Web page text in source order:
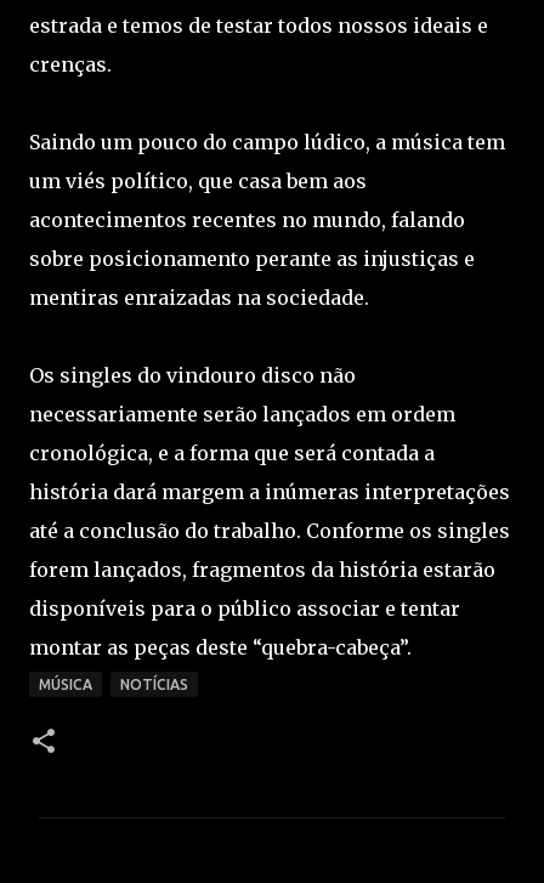
estrada e temos de testar todos nossos ideais e
crenças.
Saindo um pouco do campo lúdico, a música tem
um viés político, que casa bem aos
acontecimentos recentes no mundo, falando
sobre posicionamento perante as injustiças e
mentiras enraizadas na sociedade.
Os singles do vindouro disco não
necessariamente serão lançados em ordem
cronológica, e a forma que será contada a
história dará margem a inúmeras interpretações
até a conclusão do trabalho. Conforme os singles
forem lançados, fragmentos da história estarão
disponíveis para o público associar e tentar
montar as peças deste “quebra-cabeça”.
MÚSICA NOTÍCIAS